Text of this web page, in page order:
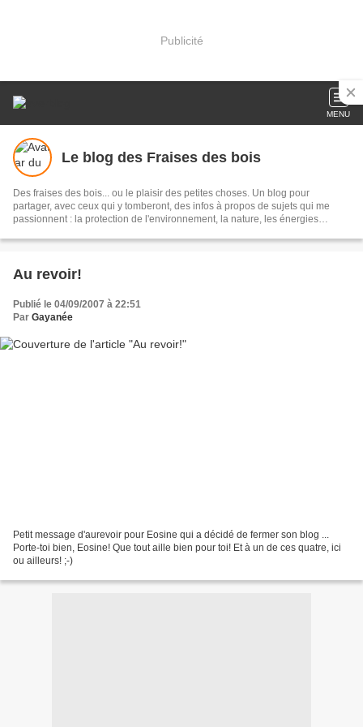
Publicité
MENU
Le blog des Fraises des bois
Des fraises des bois... ou le plaisir des petites choses. Un blog pour
partager, avec ceux qui y tomberont, des infos à propos de sujets qui me
passionnent : la protection de l'environnement, la nature, les énergies
cuisine, beauté, herboristerie et, bien sûr, les fraises des bois!!
Au revoir!
Publié le 04/09/2007 à 22:51
Par Gayanée
Petit message d'aurevoir pour Eosine qui a décidé de fermer son blog ...
Porte-toi bien, Eosine! Que tout aille bien pour toi! Et à un de ces quatre, ici
ou ailleurs! ;-)